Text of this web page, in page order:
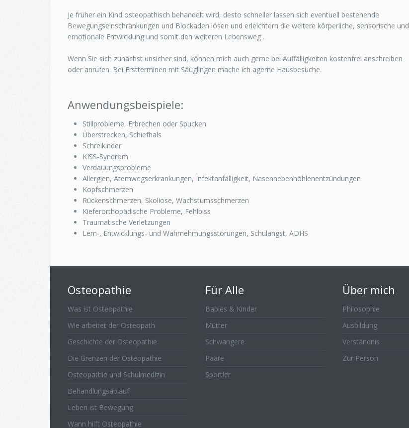
Je früher ein Kind osteopathisch behandelt wird, desto schneller lassen sich eventuell bestehende
Bewegungseinschränkungen und Blockaden lösen und erleichtern die weitere körperliche, sensorische und
emotionale Entwicklung und somit den weiteren Lebensweg .
Wenn Sie sich zunächst unsicher sind, können mich auch gerne bei Auffälligkeiten kostenfrei anschreiben
oder anrufen. Bei Erstterminen mit Säuglingen mache ich agerne Hausbesuche.
Anwendungsbeispiele:
Stillprobleme, Erbrechen oder Spucken
Überstrecken, Schiefhals
Schreikinder
KISS-Syndrom
Verdauungsprobleme
Allergien, Atemwegserkrankungen, Infektanfälligkeit, Nasennebenhöhlenentzündungen
Kopfschmerzen
Rückenschmerzen, Skoliose, Wachstumsschmerzen
Kieferorthopädische Probleme, Fehlbiss
Traumatische Verletzungen
Lern-, Entwicklungs- und Wahrnehmungsstörungen, Schulangst, ADHS
Osteopathie
Was ist Osteopathie
Wie arbeitet der Osteopath
Geschichte der Osteopathie
Die Grenzen der Osteopathie
Osteopathie und Schulmedizin
Behandlungsablauf
Leben ist Bewegung
Wann hilft Osteopathie
Für Alle
Babies & Kinder
Mütter
Schwangere
Paare
Sportler
Über mich
Philosophie
Ausbildung
Verständnis
Zur Person